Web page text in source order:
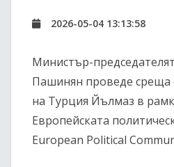
2026-05-04 13:13:58
Министър-
Пашинян проведе среща
на Турция Йълмаз в
Европейската
European Political